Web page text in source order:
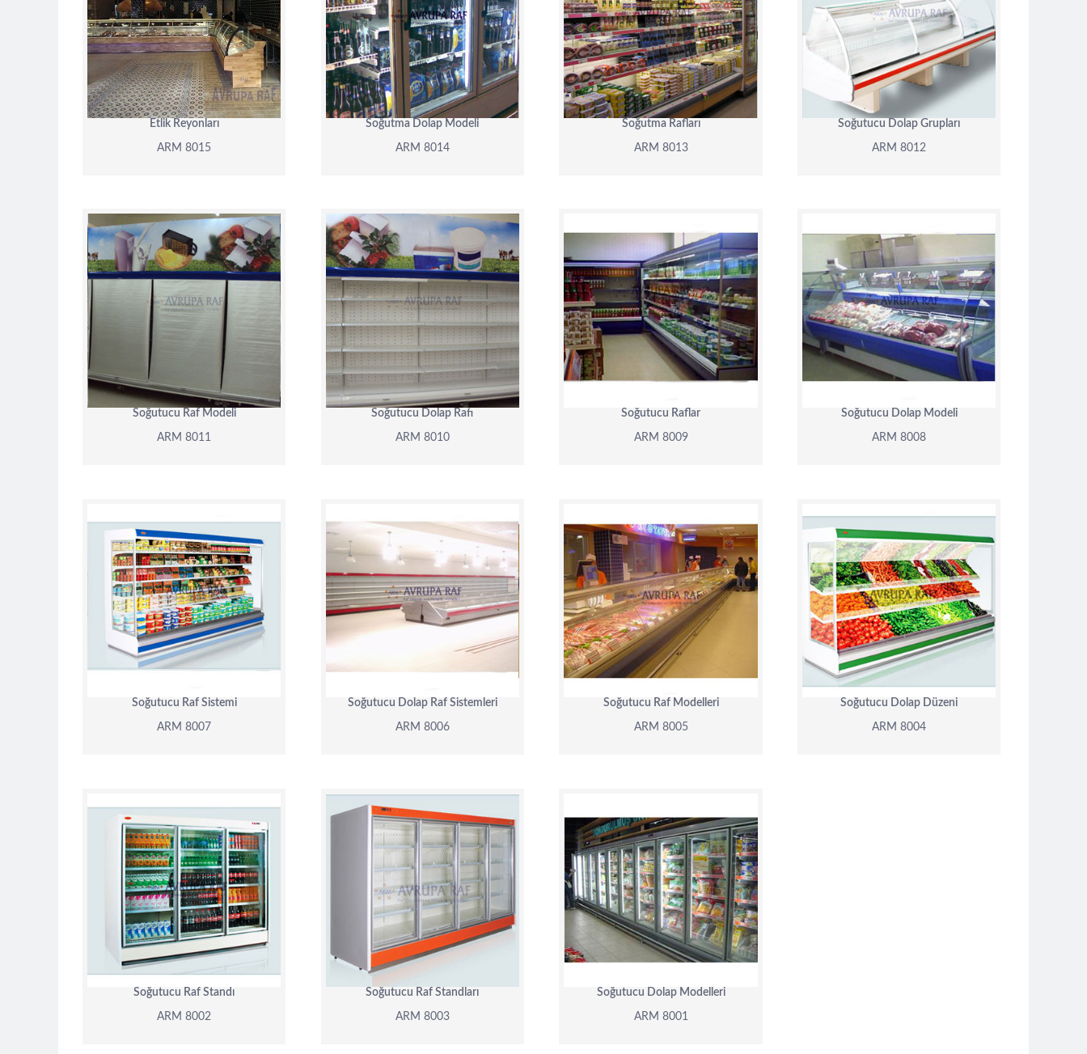
DETAY
Etlik Reyonları
ARM 8015
DETAY
Soğutma Dolap Modeli
ARM 8014
DETAY
Soğutma Rafları
ARM 8013
Soğutucu Dolap Grupları
ARM 8012
ARM 8011
DETAY
Soğutucu Raf Modeli
ARM 8011
ARM 8010
DETAY
Soğutucu Dolap Rafı
ARM 8010
ARM 8009
DETAY
Soğutucu Raflar
ARM 8009
ARM 8008
DETAY
Soğutucu Dolap Modeli
ARM 8008
ARM 8007
DETAY
Soğutucu Raf Sistemi
ARM 8007
ARM 8006
DETAY
Soğutucu Dolap Raf Sistemleri
ARM 8006
ARM 8005
DETAY
Soğutucu Raf Modelleri
ARM 8005
ARM 8004
DETAY
Soğutucu Dolap Düzeni
ARM 8004
ARM 8002
DETAY
Soğutucu Raf Standı
ARM 8002
ARM 8003
DETAY
Soğutucu Raf Standları
ARM 8003
ARM 8001
DETAY
Soğutucu Dolap Modelleri
ARM 8001